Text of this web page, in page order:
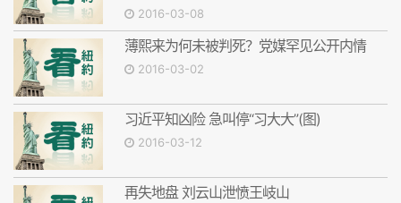
2016-03-08
薄熙来为何未被判死？党媒罕见公开内情
2016-03-02
习近平知凶险 急叫停“习大大”(图)
2016-03-12
再失地盘 刘云山泄愤王岐山